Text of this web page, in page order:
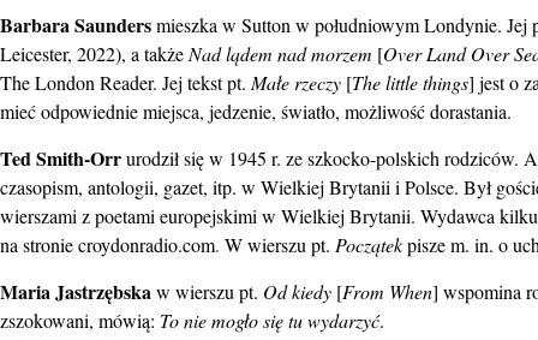
Barbara Saundersmieszka w Sutton w południowym Londynie.
Leicester, 2022), a także Nad lądem nad morzem [Over Land Over
The London Reader. Jej tekst pt. Małe rzeczy [The little things] jest o
mieć odpowiednie miejsca, jedzenie, światło, możliwość dorastania.
Ted Smith-Orrurodził się w 1945 r. ze szkocko-polskich rodziców.
czasopism, antologii, gazet, itp. w Wielkiej Brytanii i Polsce. Był
wierszami z poetami europejskimi w Wielkiej Brytanii. Wydawca
na stronie croydonradio.com. W wierszu pt. Początekpisze m. in. o
Maria Jastrzębskaw wierszu pt. Od kiedy [From When] wspomina
zszokowani, mówią: To nie mogło się tu wydarzyć.